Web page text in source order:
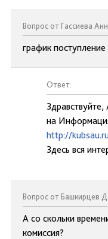
Вопрос от Гассиева
график
Ответ:
на
http://
Здесь вся
Вопрос от Башкирцев
А со скольки
комиссия?